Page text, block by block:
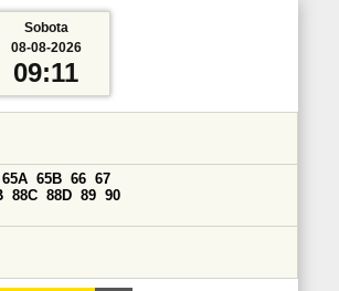
65A 65B 66 67
88C 88D 89 90
Sobota
08-08-2026
09:11